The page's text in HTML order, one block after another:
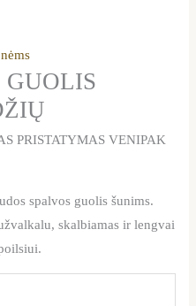
PRISTATYMAS VENIPAK
spalvos guolis šunims.
skalbiamas ir lengvai